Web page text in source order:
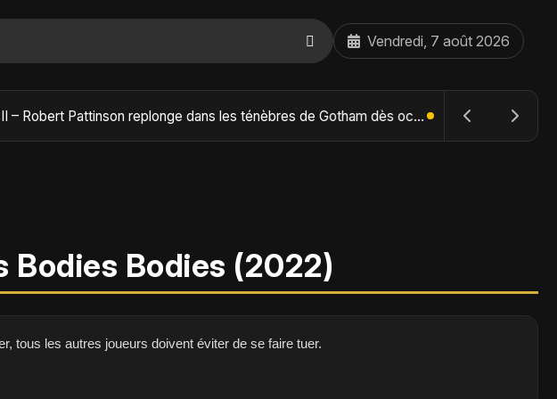
Vendredi, 7 août 2026
The Batman : Part II – Robert Pattinson replonge dans les ténèbres de Gotham dès octobre 2027
Bodies Bodies (2022)
tous les autres joueurs doivent éviter de se faire tuer.